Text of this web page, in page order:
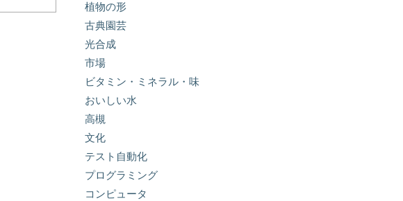
植物の形
古典園芸
光合成
市場
ビタミン・ミネラル・味
おいしい水
高槻
文化
テスト自動化
プログラミング
コンピュータ